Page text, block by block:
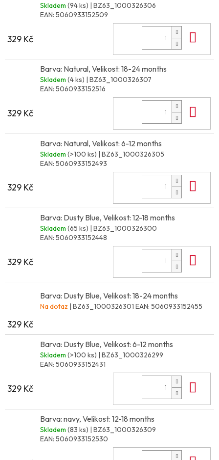
Skladem (94 ks) | BZ63_1000326306
EAN: 5060933152509
329 Kč
Barva: Natural, Velikost: 18-24 months
Skladem (4 ks) | BZ63_1000326307
EAN: 5060933152516
329 Kč
Barva: Natural, Velikost: 6-12 months
Skladem (>100 ks) | BZ63_1000326305
EAN: 5060933152493
329 Kč
Barva: Dusty Blue, Velikost: 12-18 months
Skladem (65 ks) | BZ63_1000326300
EAN: 5060933152448
329 Kč
Barva: Dusty Blue, Velikost: 18-24 months
Na dotaz | BZ63_1000326301 EAN: 5060933152455
329 Kč
Barva: Dusty Blue, Velikost: 6-12 months
Skladem (>100 ks) | BZ63_1000326299
EAN: 5060933152431
329 Kč
Barva: navy, Velikost: 12-18 months
Skladem (83 ks) | BZ63_1000326309
EAN: 5060933152530